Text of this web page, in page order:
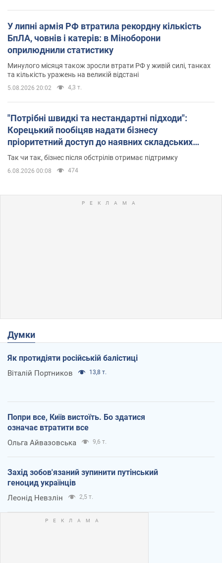
У липні армія РФ втратила рекордну кількість
БпЛА, човнів і катерів: в Міноборони
оприлюднили статистику
Минулого місяця також зросли втрати РФ у живій силі, танках
та кількість уражень на великій відстані
5.08.2026 20:02 4,3 т.
"Потрібні швидкі та нестандартні підходи":
Корецький пообіцяв надати бізнесу
пріоритетний доступ до наявних складських
приміщень
Так чи так, бізнес після обстрілів отримає підтримку
6.08.2026 00:08 474
Думки
Як протидіяти російській балістиці
Віталій Портников 13,8 т.
Попри все, Київ вистоїть. Бо здатися
означає втратити все
Ольга Айвазовська 9,6 т.
Захід зобов'язаний зупинити путінський
геноцид українців
Леонід Невзлін 2,5 т.